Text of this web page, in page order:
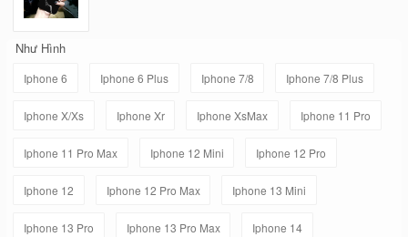
Như Hình
Iphone 6 Iphone 6 Plus Iphone 7/8 Iphone 7/8 Plus
Iphone X/Xs Iphone Xr Iphone XsMax Iphone 11 Pro
Iphone 11 Pro Max Iphone 12 Mini Iphone 12 Pro
Iphone 12 Iphone 12 Pro Max Iphone 13 Mini
Iphone 13 Pro Iphone 13 Pro Max Iphone 14